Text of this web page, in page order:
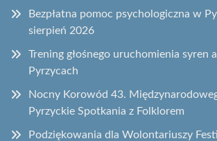
Bezpłatna pomoc psychologiczna w
sierpień 2026
Trening głośnego uruchomienia syren
Pyrzycach
Nocny Korowód 43.
Pyrzyckie Spotkania z Folklorem
Podziękowania dla Wolontariuszy